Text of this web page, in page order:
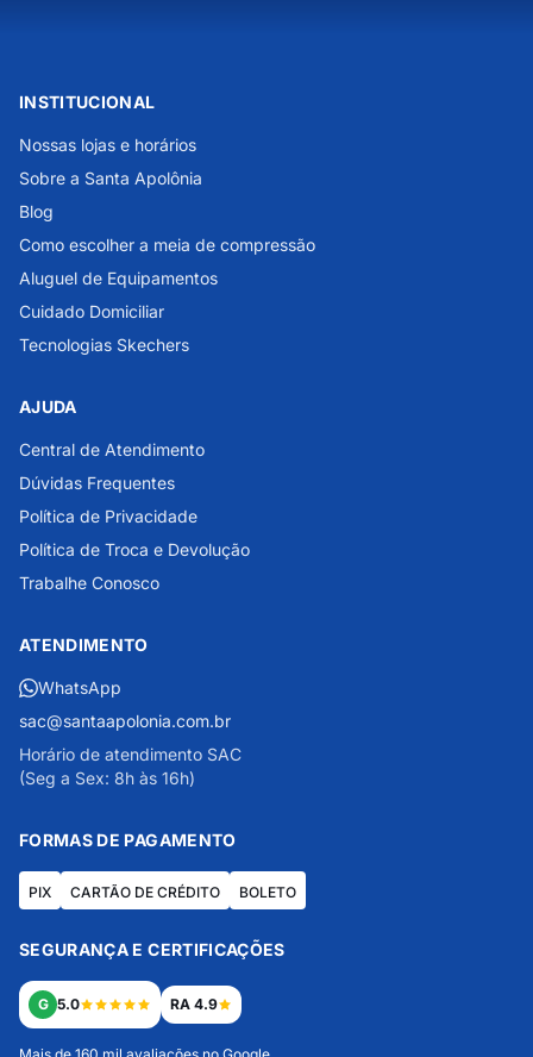
INSTITUCIONAL
Nossas lojas e horários
Sobre a Santa Apolônia
Blog
Como escolher a meia de compressão
Aluguel de Equipamentos
Cuidado Domiciliar
Tecnologias Skechers
AJUDA
Central de Atendimento
Dúvidas Frequentes
Política de Privacidade
Política de Troca e Devolução
Trabalhe Conosco
ATENDIMENTO
WhatsApp
sac@santaapolonia.com.br
Horário de atendimento SAC
(Seg a Sex: 8h às 16h)
FORMAS DE PAGAMENTO
PIX CARTÃO DE CRÉDITO BOLETO
SEGURANÇA E CERTIFICAÇÕES
G 5.0 RA 4.9